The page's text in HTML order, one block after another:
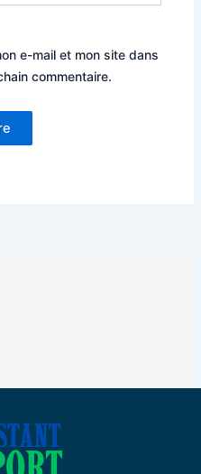
e-mail et mon site dans
commentaire.